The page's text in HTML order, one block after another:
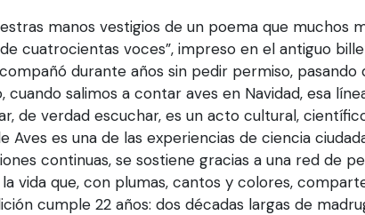
manos vestigios de un poema que muchos
cuatrocientas voces”, impreso en el antiguo
durante años sin pedir permiso,
cuando salimos a contar aves en Navidad, esa
de verdad escuchar, es un acto cultural,
Aves es una de las experiencias de ciencia
continuas, se sostiene gracias a una red de
vida que, con plumas, cantos y colores,
cumple 22 años: dos décadas largas de